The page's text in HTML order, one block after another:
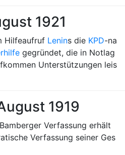
1921
Hilfeaufruf Lenins die KPD-na
gegründet, die in Notlag
Unterstützungen leis
1919
Verfassung erhält
Verfassung seiner Ges